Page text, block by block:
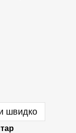
швидко